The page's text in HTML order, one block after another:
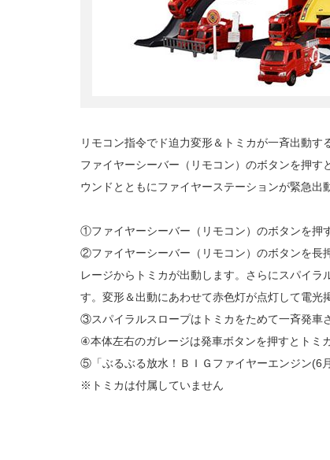
リモコン指令でド迫力変形＆トミカが一斉出動す
ファイヤーシーバー（リモコン）のボタンを押
ウンドとともにファイヤーステーションが緊急
①ファイヤーシーバー（リモコン）のボタンを押
②ファイヤーシーバー（リモコン）のボタンを長
レージからトミカが出動します。さらにスパイ
す。変形＆出動にあわせて赤色灯が点灯して電光
③スパイラルスロープはトミカをためて一斉発車
④本体左右のガレージは発車ボタンを押すとトミ
⑤「ぶるぶる放水！ＢＩＧファイヤーエンジン(6
※トミカは付属していません